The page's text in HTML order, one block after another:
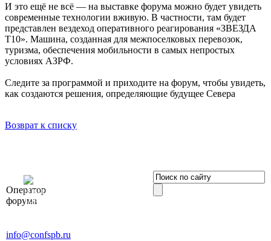
И это ещё не всё — на выставке форума можно будет увидеть
современные технологии вживую. В частности, там будет
представлен вездеход оперативного реагирования «ЗВЕЗДА
Т10». Машина, созданная для межпоселковых перевозок,
туризма, обеспечения мобильности в самых непростых
условиях АЗРФ.
Следите за программой и приходите на форум, чтобы увидеть,
как создаются решения, определяющие будущее Севера
Возврат к списку
Оператор
форума
Элит»
196191, г. Санкт-Петербург,
info@confspb.ru